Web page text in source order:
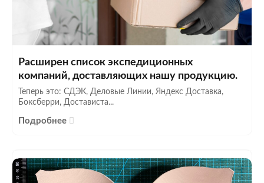
Расширен список экспедиционных
компаний, доставляющих нашу продукцию.
Теперь это: СДЭК, Деловые Линии, Яндекс Доставка,
Боксберри, Достависта...
Подробнее